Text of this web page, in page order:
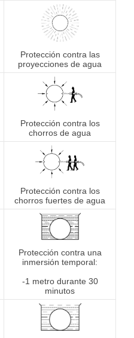
Protección contra las
proyecciones de agua
Protección contra los
chorros de agua
Protección contra los
chorros fuertes de agua
Protección contra una
inmersión temporal:
-1 metro durante 30
minutos